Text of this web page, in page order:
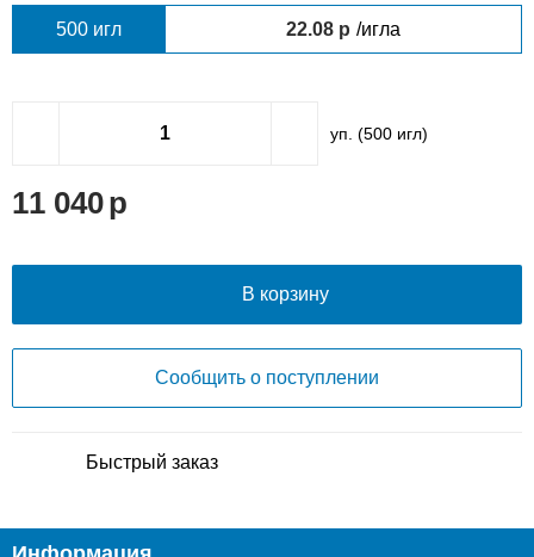
500 игл 22.08 /игла
уп. (500игл)
11 040
В корзину
Сообщить о поступлении
Быстрый заказ